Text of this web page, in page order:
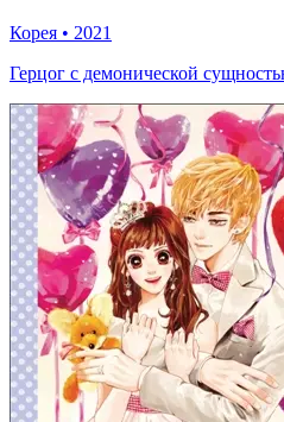
Корея • 2021
Герцог с демонической